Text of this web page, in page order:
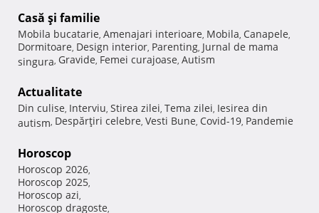
Casă şi familie
Mobila bucatarie, Amenajari interioare, Mobila, Canapele,
Dormitoare, Design interior, Parenting, Jurnal de mama
singura, Gravide, Femei curajoase, Autism
Actualitate
Din culise, Interviu, Stirea zilei, Tema zilei, Iesirea din
autism, Despărţiri celebre, Vesti Bune, Covid-19, Pandemie
Horoscop
Horoscop 2026,
Horoscop 2025,
Horoscop azi,
Horoscop dragoste,